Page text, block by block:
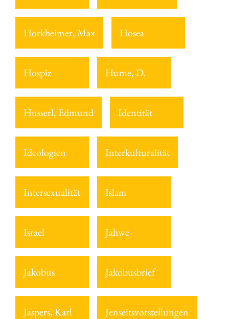
Horkheimer, Max Hosea
Hospiz Hume, D.
Husserl, Edmund Identität
Ideologien Interkulturalität
Intersexualität Islam
Israel Jahwe
Jakobus Jakobusbrief
Jaspers, Karl Jenseitsvorstellungen